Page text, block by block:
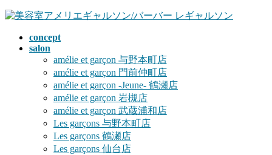
コ
ナ
concept
salon
amélie et garçon 与野本町店
amélie et garçon 門前仲町店
amélie et garçon -Jeune- 鶴瀬店
amélie et garçon 岩槻店
amélie et garçon 武蔵浦和店
Les garçons 与野本町店
Les garçons 鶴瀬店
Les garçons 仙台店